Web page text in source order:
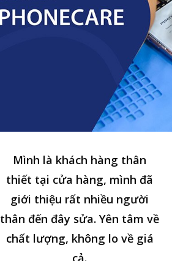
Mình là khách hàng thân
thiết tại cửa hàng, mình đã
giới thiệu rất nhiều người
thân đến đây sửa. Yên tâm về
chất lượng, không lo về giá
cả.